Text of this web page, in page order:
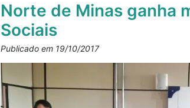
Norte de Minas ganha
Sociais
Publicado em 19/10/2017